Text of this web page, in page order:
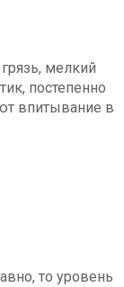
мелкий
постепенно
впитывание в
то уровень